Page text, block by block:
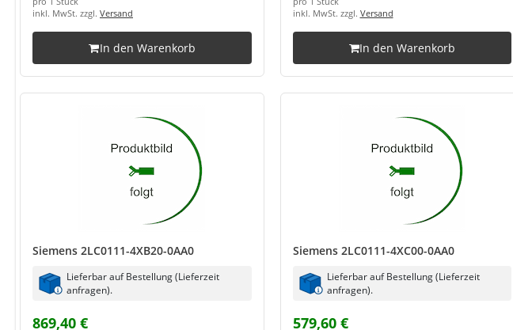
inkl. MwSt. zzgl. Versand
In den Warenkorb
inkl. MwSt. zzgl. Versand
In den Warenkorb
Siemens 2LC0111-4XB20-0AA0
Lieferbar auf Bestellung (Lieferzeit
anfragen).
869,40 €
Siemens 2LC0111-4XC00-0AA0
Lieferbar auf Bestellung (Lieferzeit
anfragen).
579,60 €